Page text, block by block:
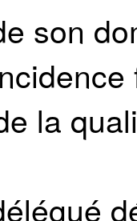
son
la